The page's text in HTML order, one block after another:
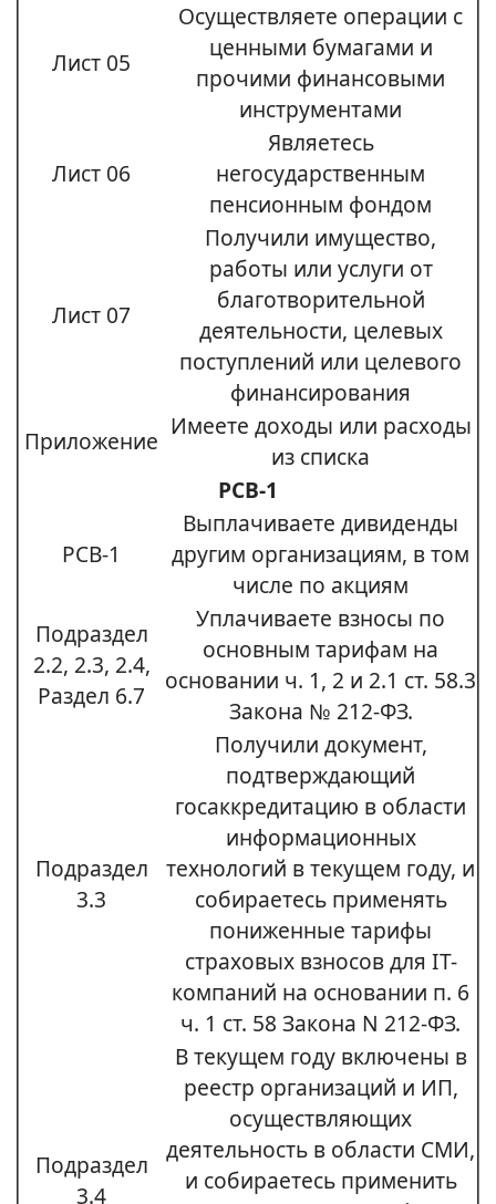
Лист 05
Осуществляете операции с
ценными бумагами и
прочими финансовыми
инструментами
Лист 06
Являетесь
негосударственным
пенсионным фондом
Лист 07
Получили имущество,
работы или услуги от
благотворительной
деятельности, целевых
поступлений или целевого
финансирования
Приложение
Имеете доходы или расходы
из списка
РСВ-1
РСВ-1
Выплачиваете дивиденды
другим организациям, в том
числе по акциям
Подраздел
2.2, 2.3, 2.4,
Раздел 6.7
Уплачиваете взносы по
основным тарифам на
основании ч. 1, 2 и 2.1 ст. 58.3
Закона № 212-ФЗ.
Подраздел
3.3
Получили документ,
подтверждающий
госаккредитацию в области
информационных
технологий в текущем году, и
собираетесь применять
пониженные тарифы
страховых взносов для IT-
компаний на основании п. 6
ч. 1 ст. 58 Закона N 212-ФЗ.
Подраздел
3.4
В текущем году включены в
реестр организаций и ИП,
осуществляющих
деятельность в области СМИ,
и собираетесь применить